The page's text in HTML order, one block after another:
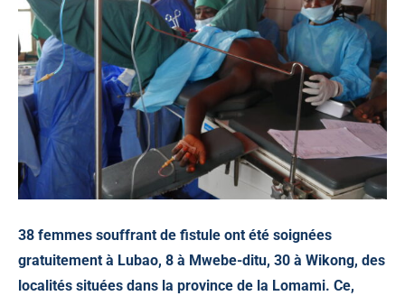
38 femmes souffrant de fistule ont été soignées
gratuitement à Lubao, 8 à Mwebe-ditu, 30 à Wikong, des
localités situées dans la province de la Lomami. Ce,